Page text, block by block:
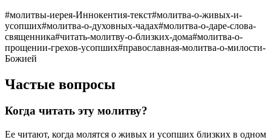
#молитвы-иерея-Иннокентия-текст#молитва-о-живых-и-
усопших#молитва-о-духовных-чадах#молитва-о-даре-слова-
священника#читать-молитву-о-близких-дома#молитва-о-
прощении-грехов-усопших#православная-молитва-о-милости-
Божией
Частые вопросы
Когда читать эту молитву?
Ее читают, когда молятся о живых и усопших близких в одном